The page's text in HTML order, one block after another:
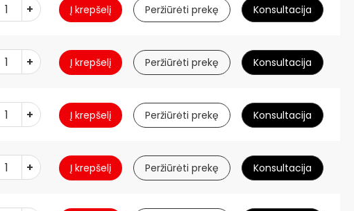
+ Į krepšelį Peržiūrėti prekę Konsultacija
+ Į krepšelį Peržiūrėti prekę Konsultacija
+ Į krepšelį Peržiūrėti prekę Konsultacija
+ Į krepšelį Peržiūrėti prekę Konsultacija